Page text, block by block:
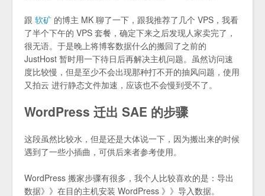
跟 软矿 的博主 MK 聊了一下，跟我推荐了几个 VPS，我看
了半个下午的 VPS 套餐，确定下来之后发现人家卖完了，
很无语。于是晚上将博客数据什么的搬回了之前的
JustHost 暂时用一下待日后再解决主机问题。虽然访问速
度比较慢，但是至少不会出现那种打不开的抽风问题，使用
又拍云 进行静态文件加速，应该也不会慢到受不了。
WordPress 迁出 SAE 的步骤
这段虽然比较水，但是还是大体说一下，因为搬出来的时候
遇到了一些小插曲，可供后来者参考使用。
WordPress 搬家步骤有很多，我个人比较喜欢的是：导出
数据》》在目的主机安装 WordPress 》》导入数据。